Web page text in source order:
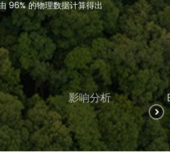
96% 的物理数据计算得出
影响分析